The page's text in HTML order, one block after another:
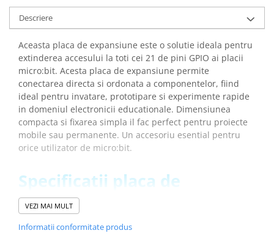
arc electric
Descarcatoare de Supratensiune
Blocuri de Distributie
Tablouri Electrice
Accesorii Tablouri Electrice
Stabilizatoare de Tensiune
Convertoare de Tensiune
Banda Izolatoare
Smart Home
Prize Inteligente
Module Smart Home
Descriere
Aceasta placa de expansiune este o solutie ideala pentru
extinderea accesului la toti cei 21 de pini GPIO ai placii
micro:bit. Acesta placa de expansiune permite
conectarea directa si ordonata a componentelor, fiind
ideal pentru invatare, prototipare si experimente rapide
in domeniul electronicii educationale. Dimensiunea
compacta si fixarea simpla il fac perfect pentru proiecte
mobile sau permanente. Un accesoriu esential pentru
orice utilizator de micro:bit.
Specificatii placa de
expansiune pentru Micro:bit
cu atasare pe breadboard:
VEZI MAI MULT
Informatii conformitate produs